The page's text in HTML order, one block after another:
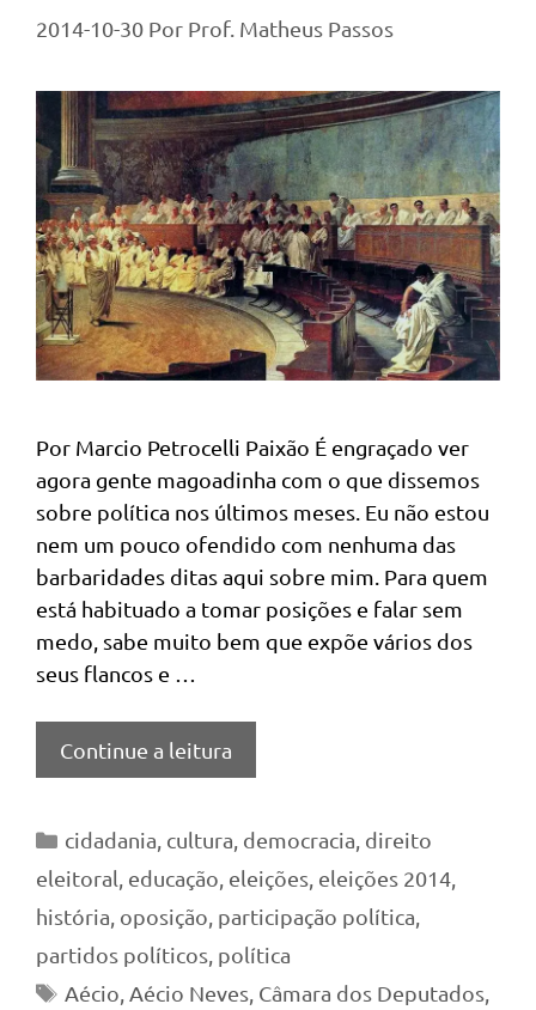
2014-10-30 Por Prof. Matheus Passos
Por Marcio Petrocelli Paixão É engraçado ver
agora gente magoadinha com o que dissemos
sobre política nos últimos meses. Eu não estou
nem um pouco ofendido com nenhuma das
barbaridades ditas aqui sobre mim. Para quem
está habituado a tomar posições e falar sem
medo, sabe muito bem que expõe vários dos
seus flancos e …
Continue a leitura
Categorias
cidadania cultura democracia direito
eleitoral educação eleições eleições 2014
história oposição participação política
partidos políticos política
Tags
Aécio Aécio Neves, Câmara dos Deputados,